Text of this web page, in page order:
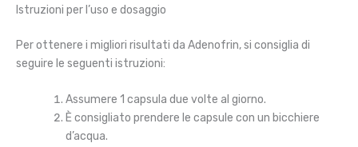
Istruzioni per l’uso e dosaggio
Per ottenere i migliori risultati da Adenofrin, si consiglia di
seguire le seguenti istruzioni:
Assumere 1 capsula due volte al giorno.
È consigliato prendere le capsule con un bicchiere
d’acqua.